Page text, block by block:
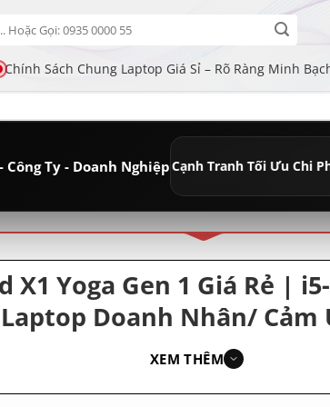
Chính Sách Chung Laptop Giá Sỉ – Rõ Ràng Minh
loại
Công Ty - Doanh Nghiệp
Dài•Giá Sỉ Cạnh Tranh Tối Ưu Chi Phí•Giúp Cửa
Yoga Gen 1 Giá Rẻ |
Doanh Nhân/ Cảm
XEM THÊM